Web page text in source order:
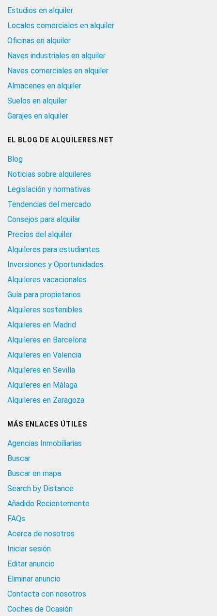
Estudios en alquiler
Locales comerciales en alquiler
Oficinas en alquiler
Naves industriales en alquiler
Naves comerciales en alquiler
Almacenes en alquiler
Suelos en alquiler
Garajes en alquiler
EL BLOG DE ALQUILERES.NET
Blog
Noticias sobre alquileres
Legislación y normativas
Tendencias del mercado
Consejos para alquilar
Precios del alquiler
Alquileres para estudiantes
Inversiones y Oportunidades
Alquileres vacacionales
Guía para propietarios
Alquileres sostenibles
Alquileres en Madrid
Alquileres en Barcelona
Alquileres en Valencia
Alquileres en Sevilla
Alquileres en Málaga
Alquileres en Zaragoza
MÁS ENLACES ÚTILES
Agencias Inmobiliarias
Buscar
Buscar en mapa
Search by Distance
Añadido Recientemente
FAQs
Acerca de nosotros
Iniciar sesión
Editar anuncio
Eliminar anuncio
Contacta con nosotros
Coches de Ocasión